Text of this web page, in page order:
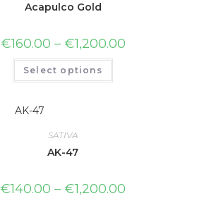
Acapulco Gold
€160.00 – €1,200.00
Select options
SATIVA
AK-47
€140.00 – €1,200.00